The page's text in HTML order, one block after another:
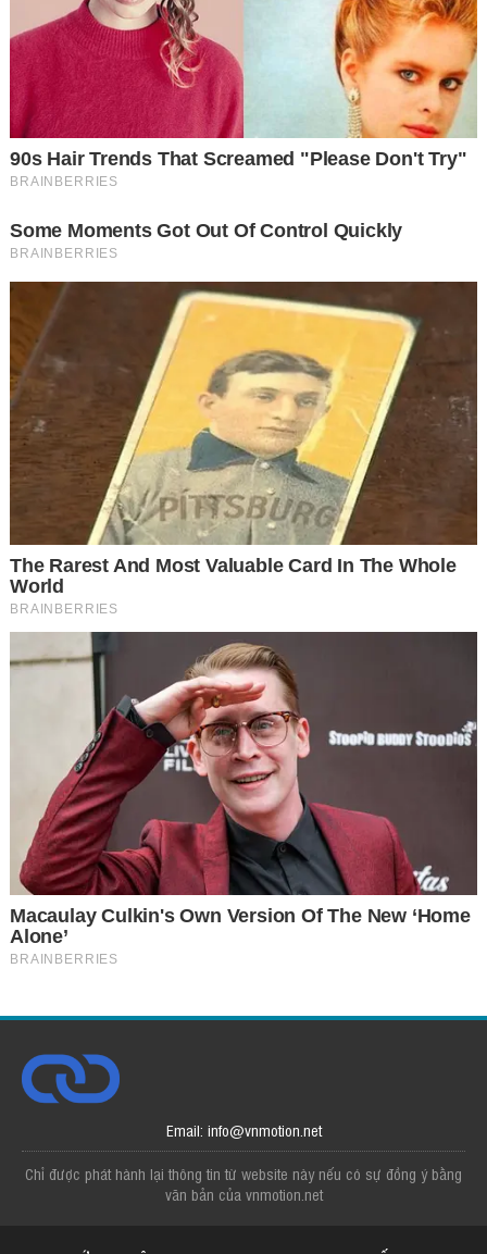
Email: info@vnmotion.net
Chỉ được phát hành lại thông tin từ website này nếu có sự đồng ý bằng
văn bản của vnmotion.net